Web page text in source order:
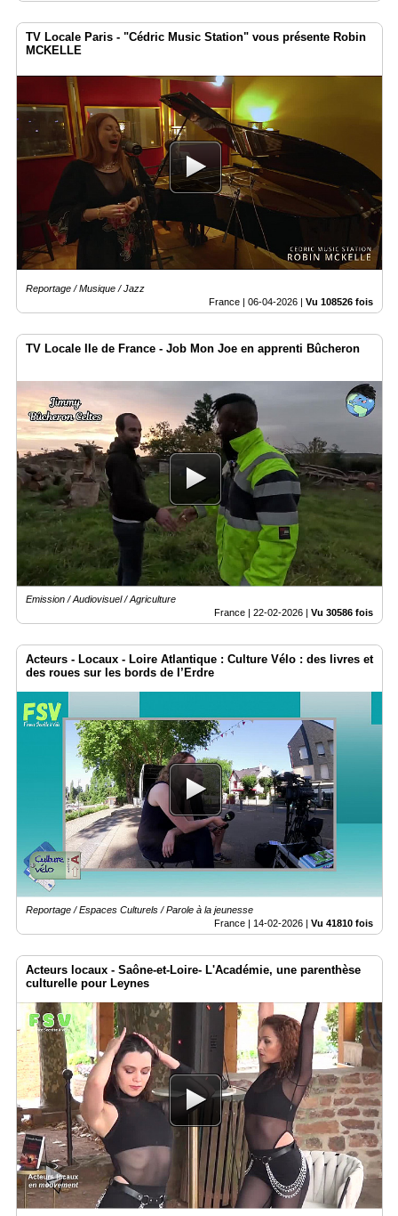
TV Locale Paris - "Cédric Music Station" vous présente Robin
MCKELLE
Reportage / Musique / Jazz
France | 06-04-2026 | Vu 108526 fois
TV Locale Ile de France - Job Mon Joe en apprenti Bûcheron
Emission / Audiovisuel / Agriculture
France | 22-02-2026 | Vu 30586 fois
Acteurs - Locaux - Loire Atlantique : Culture Vélo : des livres et
des roues sur les bords de l’Erdre
Reportage / Espaces Culturels / Parole à la jeunesse
France | 14-02-2026 Vu 41810 fois
Acteurs locaux - Saône-et-Loire- L'Académie, une parenthèse
culturelle pour Leynes